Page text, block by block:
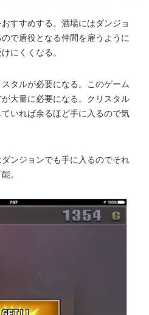
すすめする。酒場にはダンジョ
で盾役となる仲間を雇うように
にくくなる。
タルが必要になる。このゲーム
大量に必要になる。クリスタル
いれば余るほど手に入るので気
ンジョンでも手に入るのでそれ
。